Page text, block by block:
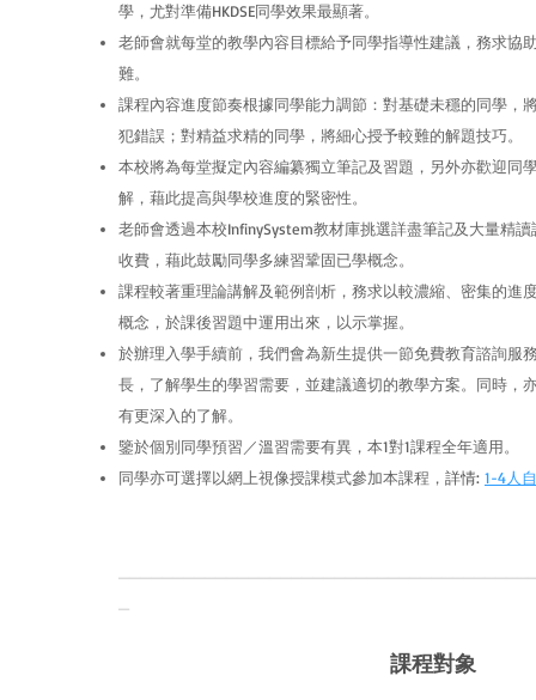
學，尤對準備HKDSE同學效果最顯著。
老師會就每堂的教學內容目標給予同學指導性建議，務求協
難。
課程內容進度節奏根據同學能力調節：對基礎未穩的同學，
犯錯誤；對精益求精的同學，將細心授予較難的解題技巧。
本校將為每堂擬定內容編纂獨立筆記及習題，另外亦歡迎同
解，藉此提高與學校進度的緊密性。
老師會透過本校InfinySystem教材庫挑選詳盡筆記及大量精
收費，藉此鼓勵同學多練習鞏固已學概念。
課程較著重理論講解及範例剖析，務求以較濃縮、密集的進
概念，於課後習題中運用出來，以示掌握。
於辦理入學手續前，我們會為新生提供一節免費教育諮詢服
長，了解學生的學習需要，並建議適切的教學方案。同時，
有更深入的了解。
鑒於個別同學預習／溫習需要有異，本1對1課程全年適用。
同學亦可選擇以網上視像授課模式參加本課程， 詳情: 1-4人
​課程對象